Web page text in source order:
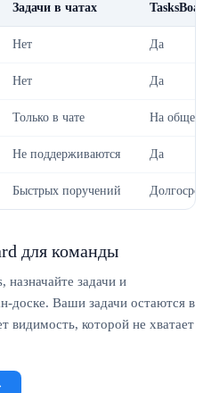
Задачи в чатах
Нет Да
Нет Да
Только в чате На общей
Не поддерживаются Да
Быстрых поручений
для команды
назначайте задачи и
доске. Ваши задачи остаются в
видимость, которой не хватает